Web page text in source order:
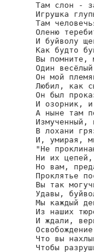
Там слон -
Игрушка
Там
Оленю
И буйволу
Как будто
Вы помните,
Один
Он мой
Любил, как
Он был
И озорник, и
А ныне там
Измученный,
В лохани
И, умирая,
"Не
Ни их
Но вам,
Проклятье
Вы так
Удавы,
Мы каждый
Из наших
И ждали,
Что вы
Чтобы